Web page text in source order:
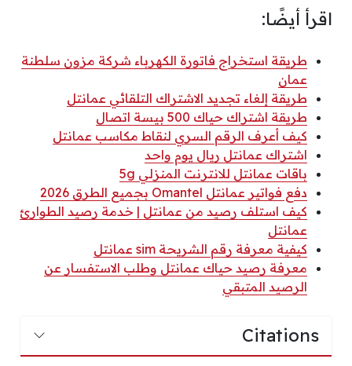
اقرأ أيضًا:
طريقة استخراج فاتورة الكهرباء شركة مزون سلطنة
عمان
طريقة إلغاء تجديد الاشتراك التلقائي عمانتل
طريقة اشتراك حياك 500 بيسة اتصال
كيف أعرف الرقم السري لنقاط مكاسب عمانتل
اشتراك عمانتل ريال يوم واحد
باقات عمانتل للانترنت المنزلي 5g
دفع فواتير عمانتل Omantel بجميع الطرق 2026
كيف استلف رصيد من عمانتل | خدمة رصيد الطوارئ
عمانتل
كيفية معرفة رقم الشريحة sim عمانتل
معرفة رصيد حياك عمانتل وطلب الاستفسار عن
الرصيد المتبقي
Citations